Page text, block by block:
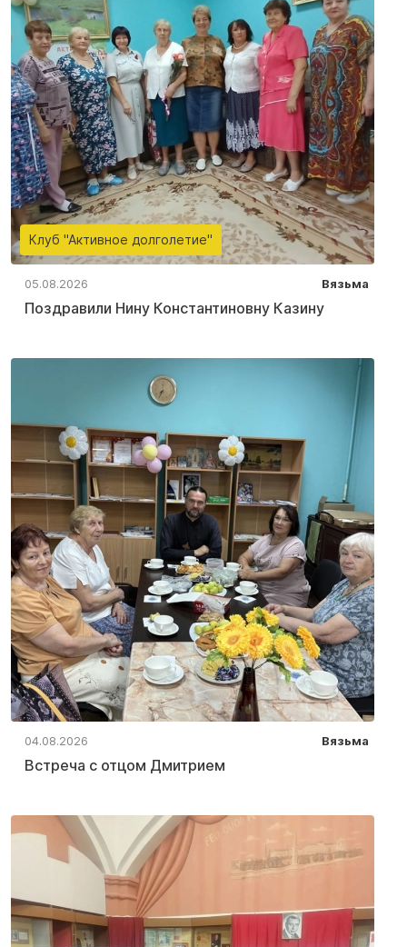
Клуб "Активное долголетие"
05.08.2026 Вязьма
Поздравили Нину Константиновну Казину
04.08.2026 Вязьма
Встреча с отцом Дмитрием